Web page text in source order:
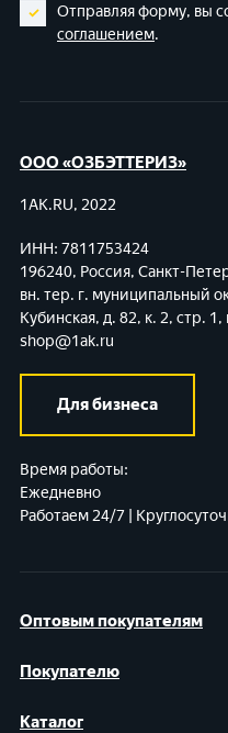
Отправляя форму, вы
соглашением.
Оптовым покупателям
Покупателю
Каталог
ООО «ОЗБЭТТЕРИЗ»
1AK.RU, 2022
ИНН: 7811753424
196240, Россия, Санкт-
вн. тер. г. муниципальный
Кубинская, д. 82, к. 2, стр.
shop@1ak.ru
Для бизнеса
Время работы:
Ежедневно
Работаем 24/7 |